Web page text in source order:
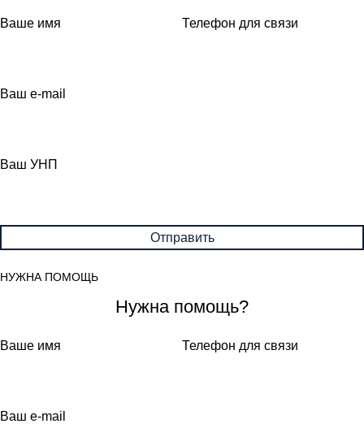
Ваше имя Телефон для связи
Ваш e-mail
Ваш УНП
НУЖНА ПОМОЩЬ
Нужна помощь?
Ваше имя Телефон для связи
Ваш e-mail